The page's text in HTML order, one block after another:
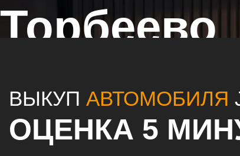
Торбеево
ВЫКУП АВТОМОБИЛЯ
ОЦЕНКА 5